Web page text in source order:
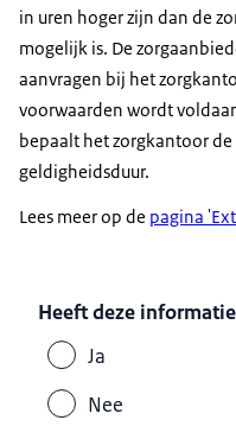
in uren hoger zijn dan de
mogelijk is. De
aanvragen bij het
voorwaarden wordt
bepaalt het zorgkantoor
geldigheidsduur.
Lees meer op de pagina
Heeft deze
Ja
Nee